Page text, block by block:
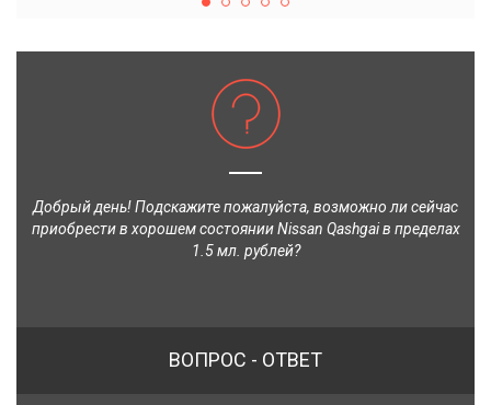
Добрый день! Подскажите пожалуйста, возможно ли сейчас
приобрести в хорошем состоянии Nissan Qashgai в пределах
1.5 мл. рублей?
ВОПРОС - ОТВЕТ